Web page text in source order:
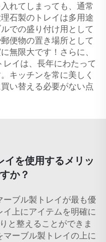
れてしまっても、通常
石製のトレイは多用途
での盛り付け用として
便物の置き場所として
無限大です！さらに、
イは、長年にわたって
キッチンを常に美しく
い替える必要がない点
イを使用するメリッ
か？
ブル製トレイが最も優
上にアイテムを明確に
と整えることができま
ーブル製トレイの上に